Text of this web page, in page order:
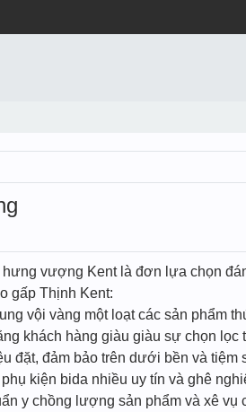
vượng Kent là đơn lựa chọn
gấp Thịnh Kent:
vội vàng một loạt các sản phẩm
khách hàng giàu giàu sự chọn
đặt, đảm bảo trên dưới bền và tiệm
kiện bida nhiều uy tín và ghê
y chồng lượng sản phẩm và xê